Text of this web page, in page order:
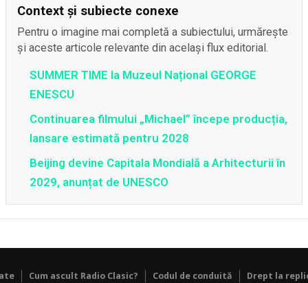
Context și subiecte conexe
Pentru o imagine mai completă a subiectului, urmărește
și aceste articole relevante din același flux editorial.
SUMMER TIME la Muzeul Național GEORGE
ENESCU
Continuarea filmului „Michael” începe producția,
lansare estimată pentru 2028
Beijing devine Capitala Mondială a Arhitecturii în
2029, anunțat de UNESCO
Cum ascult Radio Clasic? Codul de conduită Drept la